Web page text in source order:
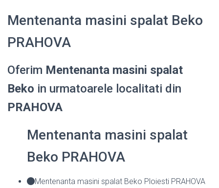
Mentenanta masini spalat Beko
PRAHOVA
Oferim Mentenanta masini spalat
Beko in urmatoarele localitati din
PRAHOVA
Mentenanta masini spalat
Beko PRAHOVA
Mentenanta masini spalat Beko Ploiesti PRAHOVA